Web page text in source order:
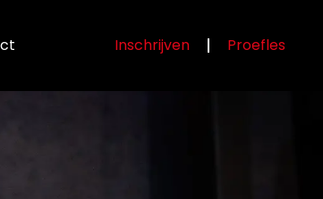
Inschrijven Proefles